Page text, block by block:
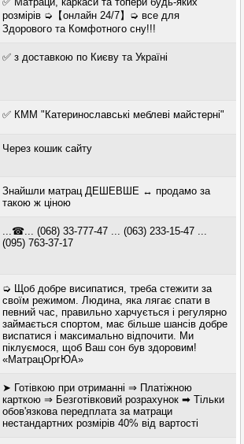
розмірів ➭【онлайн 24/7】➭ все для
Здорового та Комфотного сну!!!
✅ з доставкою по Києву та Україні
✅ КММ "Катеринославські меблеві майстерні"
Через кошик сайту
Знайшли матрац ДЕШЕВШЕ ↔ продамо за
такою ж ціною
...☎... (068) 33-777-47 ... (063) 233-15-47 ...
(095) 763-37-17
➭ Щоб добре висипатися, треба стежити за
своїм режимом. Людина, яка лягає спати в
певний час, правильно харчується і регулярно
займається спортом, має більше шансів добре
виспатися і максимально відпочити. Ми
піклуємося, щоб Ваш сон був здоровим!
«МатрацОргЮА»
➤ Готівкою при отриманні ⇒ Платіжною
карткою ⇒ Безготівковий розрахунок ➡ Тільки
обов'язкова передплата за матраци
нестандартних розмірів 40% від вартості